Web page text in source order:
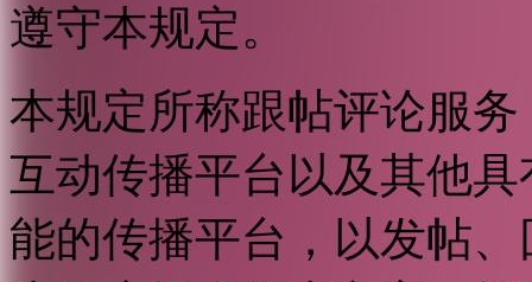
遵守本规定。
本规定所称跟帖评论服
互动传播平台以及其他
能的传播平台，以发帖